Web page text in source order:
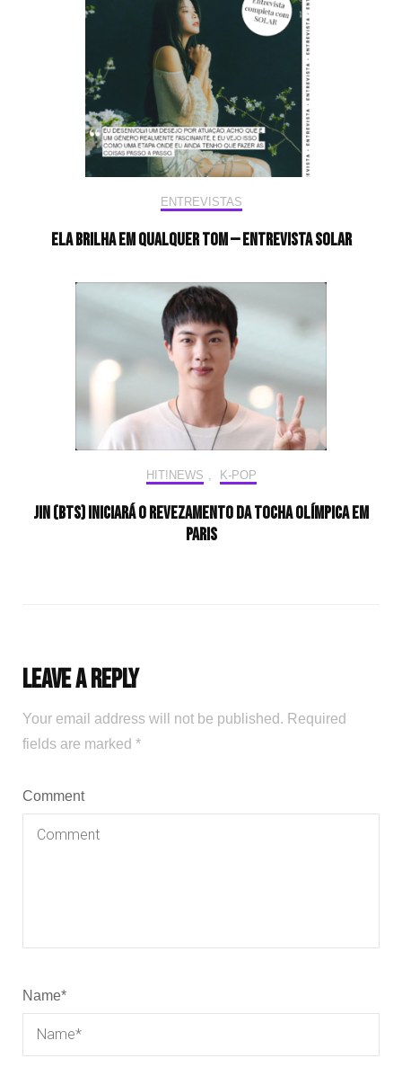
ENTREVISTAS
Ela brilha em qualquer tom — Entrevista Solar
HIT!NEWS K-POP
Jin (BTS) iniciará o revezamento da tocha olímpica em
Paris
Leave a Reply
Your email address will not be published. Required
fields are marked *
Comment
Name*